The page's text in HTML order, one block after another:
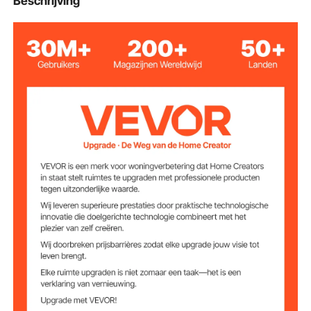
Vermogen 272 W
220 V
Temperatuurberei
≤5 ℉/ ≤-15 ℃
Temperatuurberei
k van
Koelingsgebied
32-50 ℉ / 0-10 ℃
Laadvermogen
per Plank
44,1 lbs / 20 kg
Materiaal